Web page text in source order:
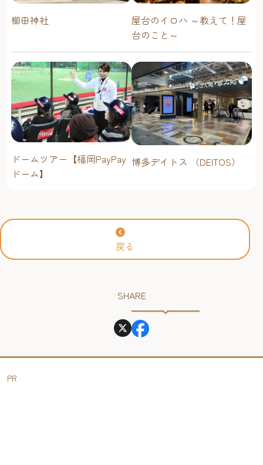
櫛田神社
屋台のイロハ ～教えて！屋
台のこと～
ドームツアー【福岡PayPay
ドーム】
博多デイトス （DEITOS）
戻る
SHARE
PR